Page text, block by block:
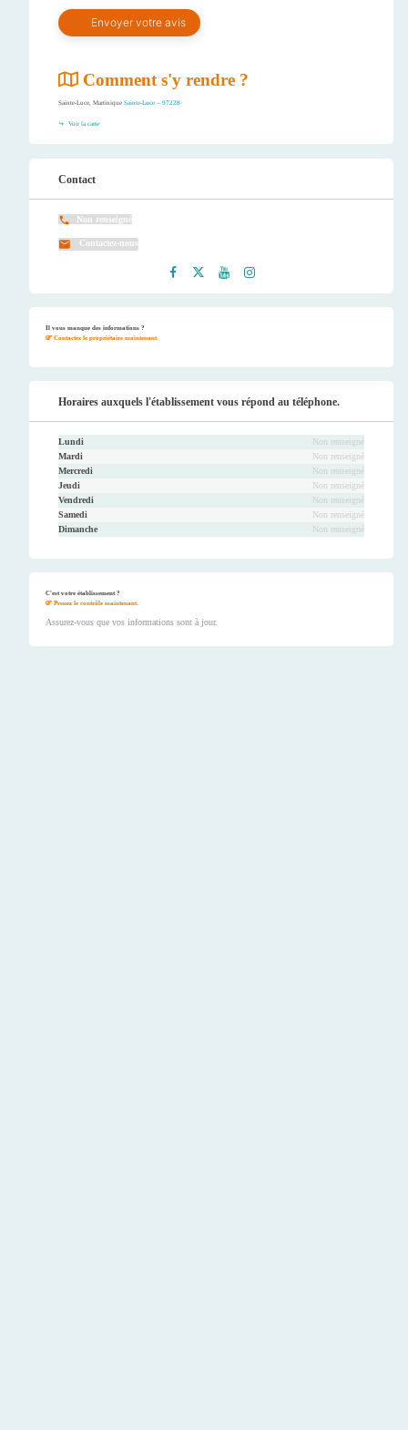
Comment s'y rendre ?
Sainte-Luce, Martinique Sainte-Luce – 97228
Voir la carte
Contact
Non renseigné
Contactez-nous
Il vous manque des informations ?
Contactez le propriétaire maintenant.
Horaires auxquels l'établissement vous répond au téléphone.
Lundi
Non renseigné
Mardi
Non renseigné
Mercredi
Non renseigné
Jeudi
Non renseigné
Vendredi
Non renseigné
Samedi
Non renseigné
Dimanche
Non renseigné
C'est votre établissement ?
Prenez le contrôle maintenant.
Assurez-vous que vos informations sont à jour.